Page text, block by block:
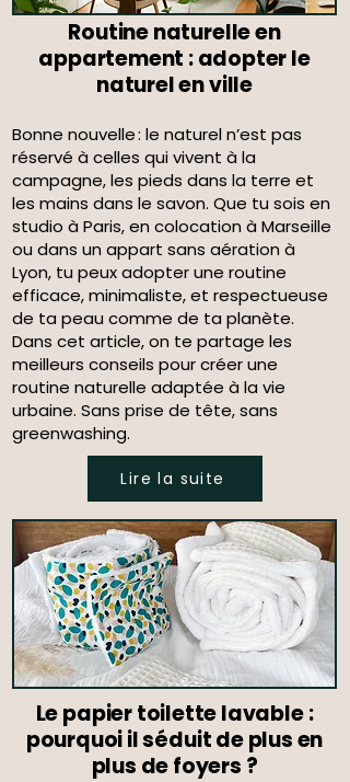
Routine naturelle en
appartement : adopter le
naturel en ville
Bonne nouvelle : le naturel n’est pas
réservé à celles qui vivent à la
campagne, les pieds dans la terre et
les mains dans le savon. Que tu sois en
studio à Paris, en colocation à Marseille
ou dans un appart sans aération à
Lyon, tu peux adopter une routine
efficace, minimaliste, et respectueuse
de ta peau comme de ta planète.
Dans cet article, on te partage les
meilleurs conseils pour créer une
routine naturelle adaptée à la vie
urbaine. Sans prise de tête, sans
greenwashing.
Lire la suite
Le papier toilette lavable :
pourquoi il séduit de plus en
plus de foyers ?